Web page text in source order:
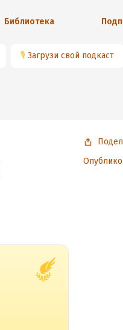
Библиотека
🎙 Загрузи свой подкаст